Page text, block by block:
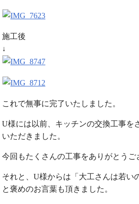
施工後
↓
これで無事に完了いたしました。
U様には以前、キッチンの交換工事を
いただきました。
今回もたくさんの工事をありがとうご
それと、U様からは「大工さんは若い
と褒めのお言葉も頂きました。